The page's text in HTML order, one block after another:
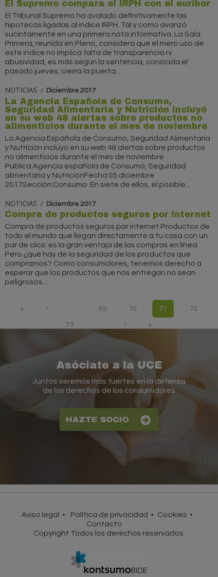
El Supremo compara el IRPH con el euríbor
El Tribunal Supremo ha avalado definitivamente las
hipotecas ligadas al índice IRPH. Tal y como avanzó
sucintamente en una primera nota informativa. La Sala
Primera, reunida en Pleno, considera que el mero uso de
este índice no implica falta de transparencia ni
abusividad, es más según la sentencia, conocida el
pasado jueves, cierra la puerta...
NOTICIAS Diciembre 2017
La Agencia Española de Consumo,
Seguridad Alimentaria y Nutrición incluyó
en su web 48 alertas sobre productos no
alimenticios durante el mes de noviembre
La Agencia Española de Consumo, Seguridad Alimentaria
y Nutrición incluyó en su web 48 alertas sobre productos
no alimenticios durante el mes de noviembre
Publica:Agencia española de Consumo, Seguridad
alimentaria y NutriciónFecha:05 diciembre
2017Sección:Consumo· En siete de ellos, el posible...
NOTICIAS Diciembre 2017
Compra de productos seguros por internet
Compra de productos seguros por internet Productos de
todo el mundo que llegan directamente a tu casa con un
par de clics: es la gran ventaja de las compras en línea.
Pero ¿qué hay de la seguridad de los productos que
compramos? Como consumidores, tenemos derecho a
esperar que los productos que nos entregan no sean
peligrosos....
« ‹ … 69 70 71 72
73 › »
Asóciate a la UCE
Juntos seremos más fuertes en la defensa
de los derechos de los consumidores
HAZTE SOCIO
Aviso legal Política de privacidad
Cookies
Contacto
Copyright Todos los derechos reservados.